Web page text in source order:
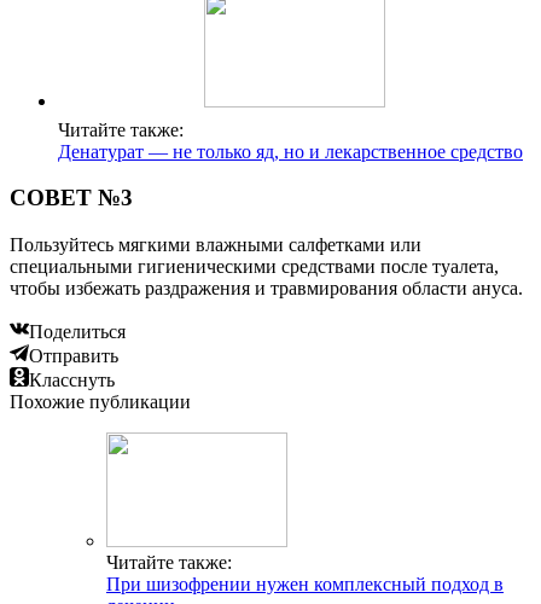
Читайте также:
Денатурат — не только яд, но и лекарственное средство
СОВЕТ №3
Пользуйтесь мягкими влажными салфетками или
специальными гигиеническими средствами после туалета,
чтобы избежать раздражения и травмирования области ануса.
Поделиться
Отправить
Класснуть
Похожие публикации
Читайте также:
При шизофрении нужен комплексный подход в